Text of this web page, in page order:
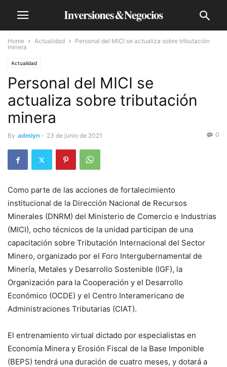
Home Actualidad
Personal del MICI se actualiza sobre tributación
minera
Actualidad
Personal del MICI se
actualiza sobre tributación
minera
By admiyn - 23 de junio de 2021 0
Como parte de las acciones de fortalecimiento
institucional de la Dirección Nacional de Recursos
Minerales (DNRM) del Ministerio de Comercio e Industrias
(MICI), ocho técnicos de la unidad participan de una
capacitación sobre Tributación Internacional del Sector
Minero, organizado por el Foro Intergubernamental de
Minería, Metales y Desarrollo Sostenible (IGF), la
Organización para la Cooperación y el Desarrollo
Económico (OCDE) y el Centro Interamericano de
Administraciones Tributarias (CIAT).
El entrenamiento virtual dictado por especialistas en
Economía Minera y Erosión Fiscal de la Base Imponible
(BEPS) tendrá una duración de cuatro meses, y dotará a